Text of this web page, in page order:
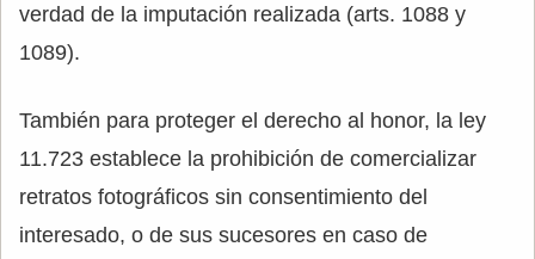
verdad de la imputación realizada (arts. 1088 y
1089).
También para proteger el derecho al honor, la ley
11.723 establece la prohibición de comercializar
retratos fotográficos sin consentimiento del
interesado, o de sus sucesores en caso de